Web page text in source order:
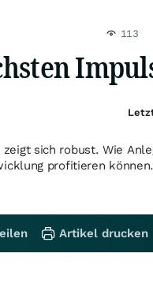
113
zeigt sich robust. Wie
profitieren können.
Artikel drucken